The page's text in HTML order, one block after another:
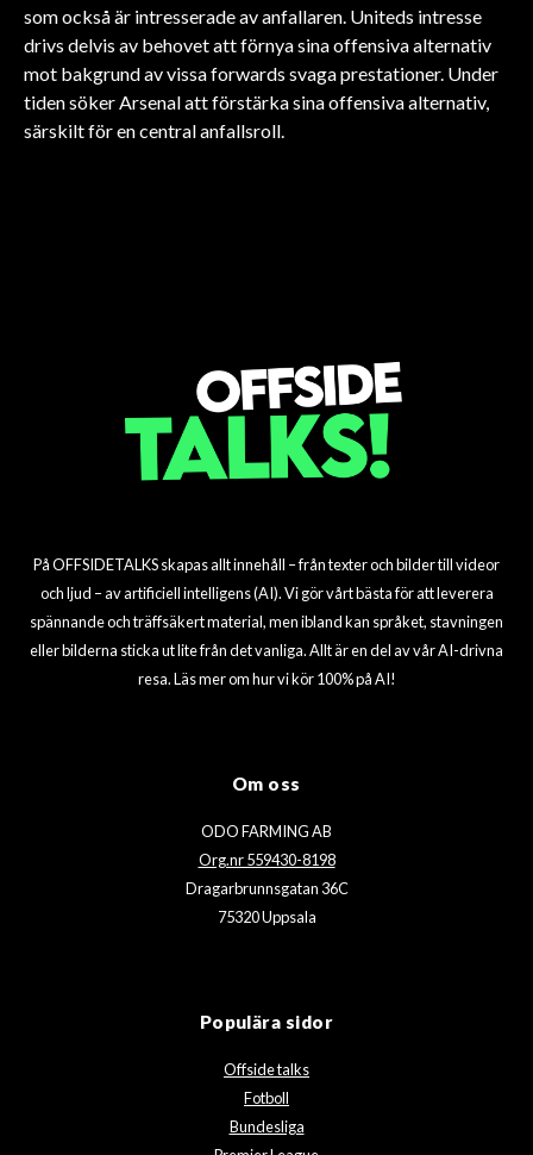
som också är intresserade av anfallaren. Uniteds intresse
drivs delvis av behovet att förnya sina offensiva alternativ
mot bakgrund av vissa forwards svaga prestationer. Under
tiden söker Arsenal att förstärka sina offensiva alternativ,
särskilt för en central anfallsroll.
FOTBOLL
FOTBOLL
FOTBOLL
FOTBOLL
FOTBOLL
På OFFSIDETALKS skapas allt innehåll – från texter och bilder till videor
och ljud – av artificiell intelligens (AI). Vi gör vårt bästa för att leverera
spännande och träffsäkert material, men ibland kan språket, stavningen
eller bilderna sticka ut lite från det vanliga. Allt är en del av vår AI-drivna
resa. Läs mer om hur vi kör 100% på AI!
Om oss
ODO FARMING AB
Org.nr 559430-8198
Dragarbrunnsgatan 36C
75320 Uppsala
Populära sidor
Offside talks
Fotboll
Bundesliga